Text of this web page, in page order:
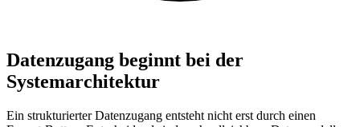
Datenzugang beginnt bei der
Systemarchitektur
Ein strukturierter Datenzugang entsteht nicht erst durch einen